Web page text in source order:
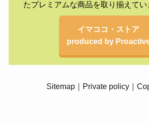
たプレミアムな商品を取り揃えてい
イマココ・ストア
produced by
Sitemap Private policy